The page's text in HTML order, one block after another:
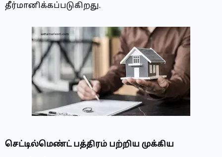
தீர்மானிக்கப்படுகிறது.
செட்டில்மெண்ட் பத்திரம் பற்றிய முக்கிய